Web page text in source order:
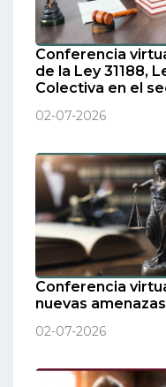
Conferencia
de la Ley 31188,
Colectiva en el
02-07-2026
Conferencia
nuevas
02-07-2026